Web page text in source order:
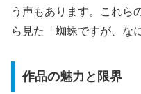
う声もあります。これら
ら見た「蜘蛛ですが、な
作品の魅力と限界